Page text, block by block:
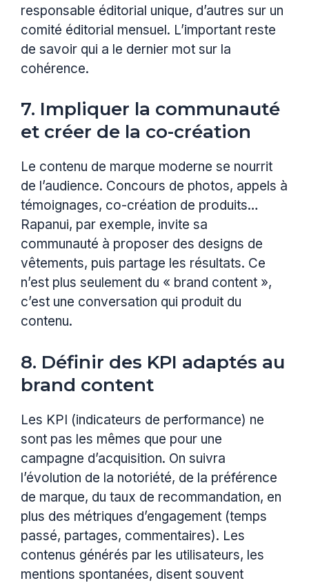
responsable éditorial unique, d’autres sur un
comité éditorial mensuel. L’important reste
de savoir qui a le dernier mot sur la
cohérence.
7. Impliquer la communauté
et créer de la co-création
Le contenu de marque moderne se nourrit
de l’audience. Concours de photos, appels à
témoignages, co-création de produits…
Rapanui, par exemple, invite sa
communauté à proposer des designs de
vêtements, puis partage les résultats. Ce
n’est plus seulement du « brand content »,
c’est une conversation qui produit du
contenu.
8. Définir des KPI adaptés au
brand content
Les KPI (indicateurs de performance) ne
sont pas les mêmes que pour une
campagne d’acquisition. On suivra
l’évolution de la notoriété, de la préférence
de marque, du taux de recommandation, en
plus des métriques d’engagement (temps
passé, partages, commentaires). Les
contenus générés par les utilisateurs, les
mentions spontanées, disent souvent